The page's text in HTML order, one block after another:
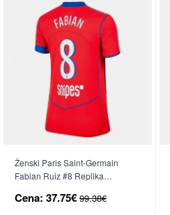
Ženski Paris Saint-Germain
Fabian Ruiz #8 Replika
Kratek Rokav
Cena: 37.75€ 99.38€